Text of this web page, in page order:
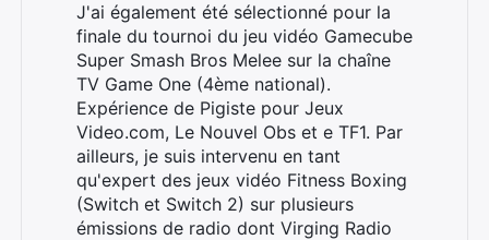
J'ai également été sélectionné pour la
finale du tournoi du jeu vidéo Gamecube
Super Smash Bros Melee sur la chaîne
TV Game One (4ème national).
Expérience de Pigiste pour Jeux
Video.com, Le Nouvel Obs et e TF1. Par
ailleurs, je suis intervenu en tant
qu'expert des jeux vidéo Fitness Boxing
(Switch et Switch 2) sur plusieurs
émissions de radio dont Virging Radio